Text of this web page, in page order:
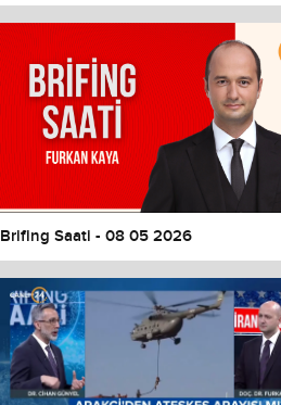
Brifing Saati - 08 05 2026